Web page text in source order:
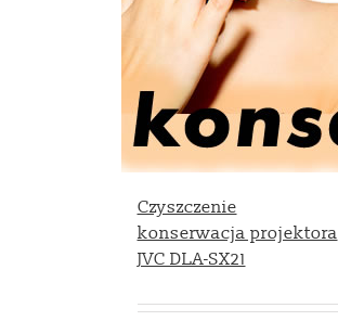
Czyszczenie
konserwacja projektora
JVC DLA-SX21